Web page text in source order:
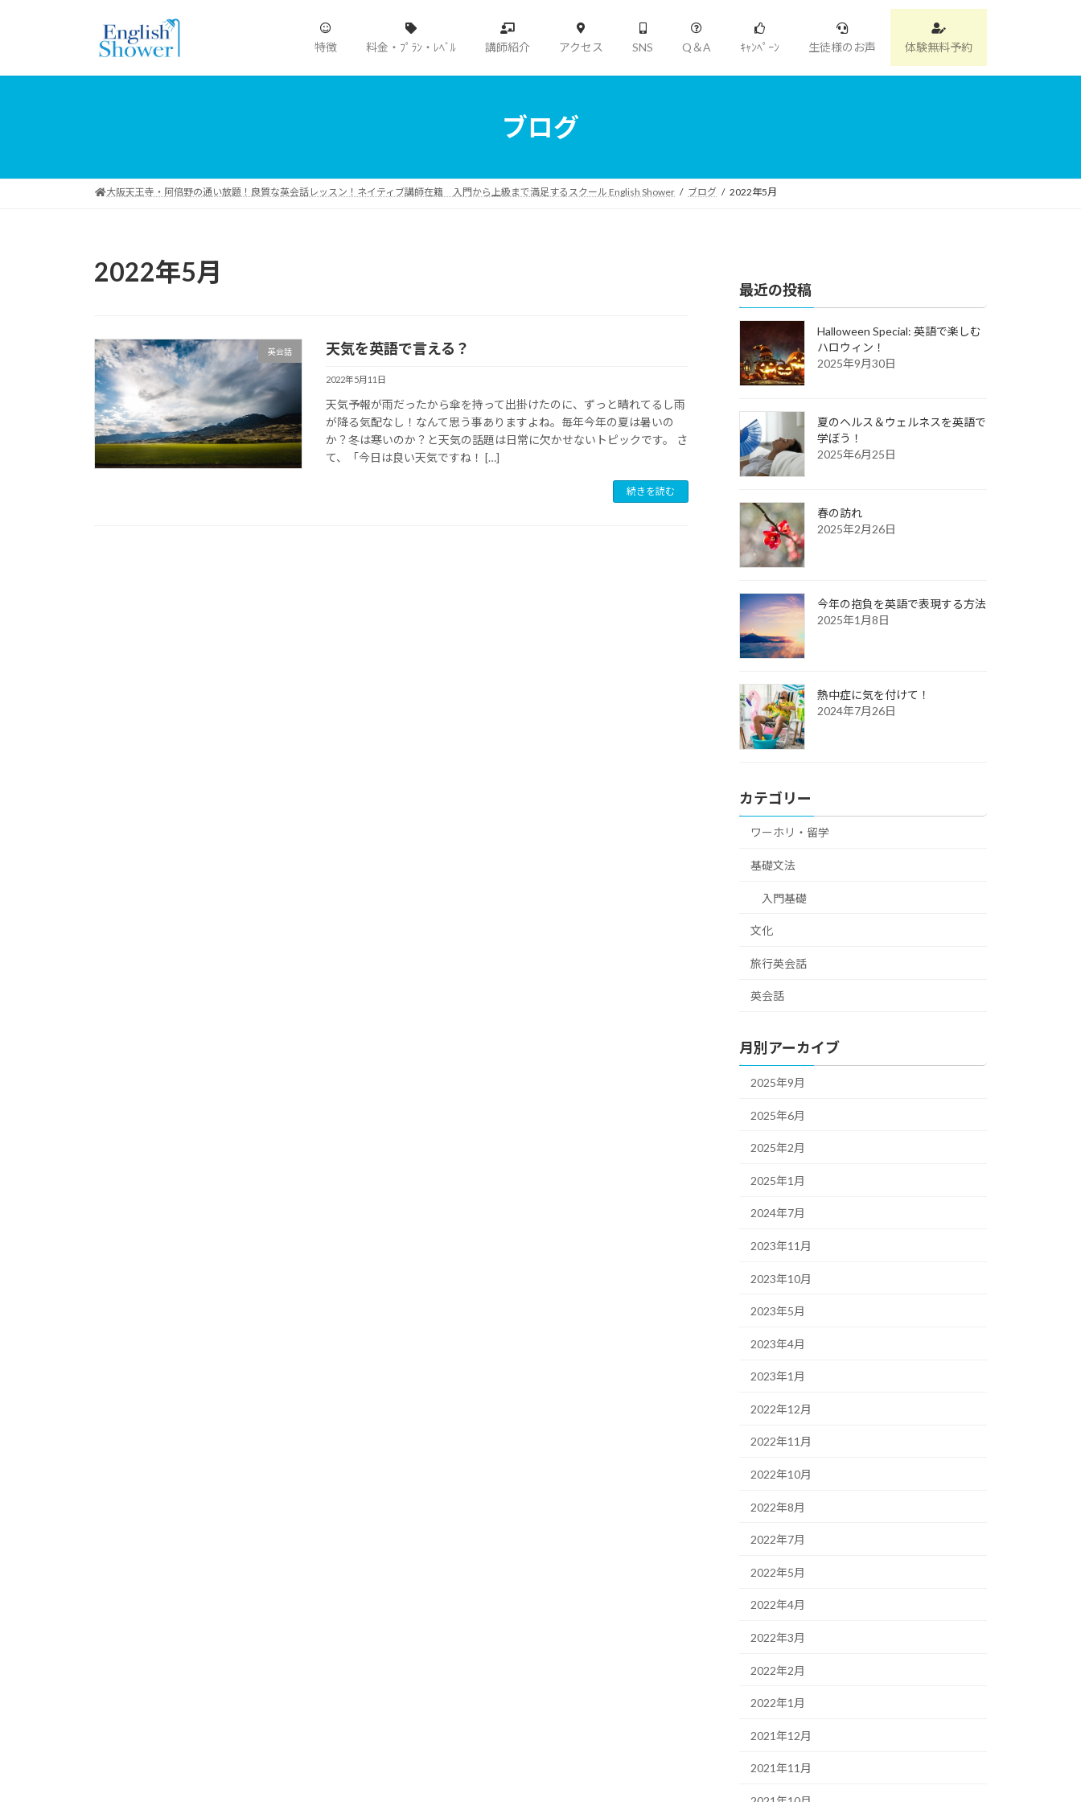
プ
動
特徴 料金・ﾌﾟﾗﾝ・ﾚﾍﾞﾙ 講師紹介 アクセス SNS
YOUTUBE
Q＆A ｷｬﾝﾍﾟｰﾝ 生徒様のお声 体験無料予約
ブログ
大阪天王寺・阿倍野の通い放題！良質な英会話レッスン！ネイティブ講師在籍 入門から上級まで満足するスクール English Shower ブログ 2022年5月
2022年5月
英会話 天気を英語で言える？
2022年5月11日
天気予報が雨だったから傘を持って出掛けたのに、ずっと晴れてるし雨
が降る気配なし！なんて思う事ありますよね。毎年今年の夏は暑いの
か？冬は寒いのか？と天気の話題は日常に欠かせないトピックです。 さ
て、「今日は良い天気ですね！ […]
続きを読む
最近の投稿
Halloween Special: 英語で楽しむ
ハロウィン！
2025年9月30日
夏のヘルス＆ウェルネスを英語で
学ぼう！
2025年6月25日
春の訪れ
2025年2月26日
今年の抱負を英語で表現する方法
2025年1月8日
熱中症に気を付けて！
2024年7月26日
カテゴリー
ワーホリ・留学
基礎文法
入門基礎
文化
旅行英会話
英会話
月別アーカイブ
2025年9月
2025年6月
2025年2月
2025年1月
2024年7月
2023年11月
2023年10月
2023年5月
2023年4月
2023年1月
2022年12月
2022年11月
2022年10月
2022年8月
2022年7月
2022年5月
2022年4月
2022年3月
2022年2月
2022年1月
2021年12月
2021年11月